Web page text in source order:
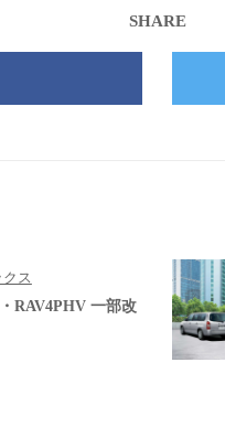
SHARE
クス
RAV4PHV 一部改